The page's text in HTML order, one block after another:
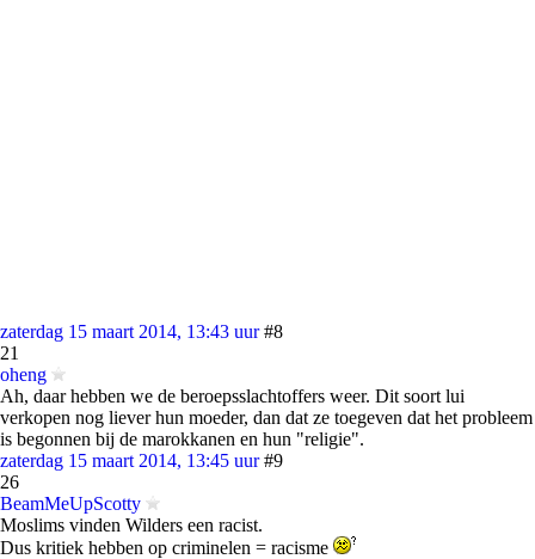
zaterdag 15 maart 2014, 13:43 uur #8
21
oheng
Ah, daar hebben we de beroepsslachtoffers weer. Dit soort lui
verkopen nog liever hun moeder, dan dat ze toegeven dat het probleem
is begonnen bij de marokkanen en hun "religie".
zaterdag 15 maart 2014, 13:45 uur #9
26
BeamMeUpScotty
Moslims vinden Wilders een racist.
Dus kritiek hebben op criminelen = racisme